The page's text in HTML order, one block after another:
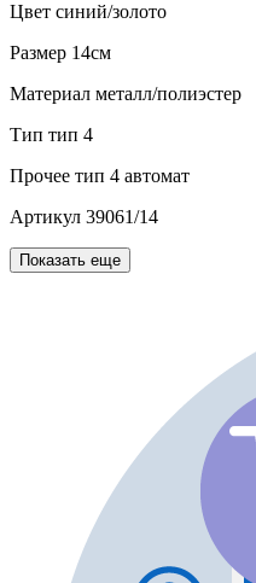
Цвет синий/золото
Размер 14см
Материал металл/полиэстер
Тип тип 4
Прочее тип 4 автомат
Артикул 39061/14
Показать еще